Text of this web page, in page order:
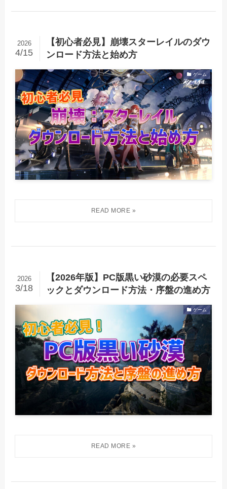
【初心者必見】崩壊スターレイルのダウ
ンロード方法と始め方
2026
4/15
ゲーム
【2026年版】PC版黒い砂漠の必要スペ
ックとダウンロード方法・序盤の進め方
2026
3/18
ゲーム